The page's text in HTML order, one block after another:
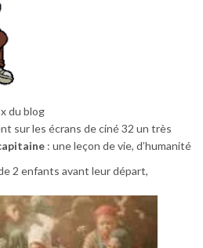
du blog
sur les écrans de ciné 32 un très
: une leçon de vie, d’humanité
2 enfants avant leur départ,